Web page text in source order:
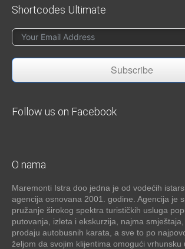
Shortcodes Ultimate
Subscribe
Follow us on Facebook
O nama
Maremonti Istra doo jedna je od vodećih
agencija osnovana 2001. godine. Agencija je
pružanje širokog spektra turističkih usluga
putovanja, izleta i ekskurzija, najma smještaja,
prodaju autobusnih karata, a sve to po
željom da svojim klijentima omogući vrhunsku